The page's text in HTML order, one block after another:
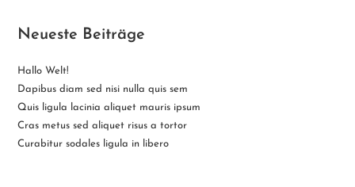
Neueste Beiträge
Hallo Welt!
Dapibus diam sed nisi nulla quis sem
Quis ligula lacinia aliquet mauris ipsum
Cras metus sed aliquet risus a tortor
Curabitur sodales ligula in libero